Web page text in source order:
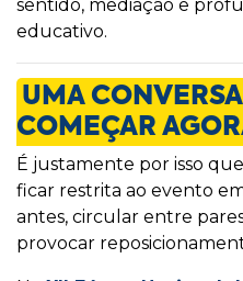
sentido, mediação e
educativo.
UMA
COMEÇAR
É justamente por isso
ficar restrita ao evento
antes, circular entre
provocar